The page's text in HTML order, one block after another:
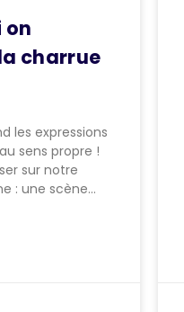
on
charrue
les expressions
sens propre !
sur notre
: une scène…